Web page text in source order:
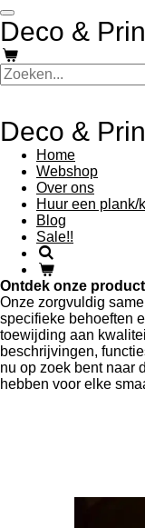
Ga
direct
naar
de
hoofdinhoud
Deco &
Deco &
Home
Webshop
Over ons
Huur een plank/
Blog
Sale!!
Ontdek onze
Onze zorgvuldig
specifieke behoeften
toewijding aan
beschrijvingen,
nu op zoek bent naar
hebben voor elke